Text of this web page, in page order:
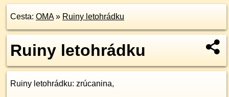
Cesta: OMA» Ruiny letohrádku
Ruiny letohrádku
Ruiny letohrádku: zrúcanina,